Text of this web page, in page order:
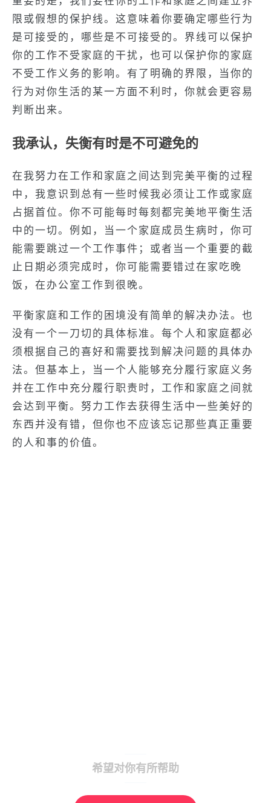
限或假想的保护线。这意味着你要确定哪些行为
是可接受的，哪些是不可接受的。界线可以保护
你的工作不受家庭的干扰，也可以保护你的家庭
不受工作义务的影响。有了明确的界限，当你的
行为对你生活的某一方面不利时，你就会更容易
判断出来。
我承认，失衡有时是不可避免的
在我努力在工作和家庭之间达到完美平衡的过程
中，我意识到总有一些时候我必须让工作或家庭
占据首位。你不可能每时每刻都完美地平衡生活
中的一切。例如，当一个家庭成员生病时，你可
能需要跳过一个工作事件；或者当一个重要的截
止日期必须完成时，你可能需要错过在家吃晚
饭，在办公室工作到很晚。
平衡家庭和工作的困境没有简单的解决办法。也
没有一个一刀切的具体标准。每个人和家庭都必
须根据自己的喜好和需要找到解决问题的具体办
法。但基本上，当一个人能够充分履行家庭义务
并在工作中充分履行职责时，工作和家庭之间就
会达到平衡。努力工作去获得生活中一些美好的
东西并没有错，但你也不应该忘记那些真正重要
的人和事的价值。
希望对你有所帮助